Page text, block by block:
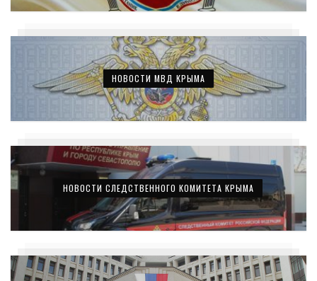
НОВОСТИ МВД КРЫМА
НОВОСТИ СЛЕДСТВЕННОГО КОМИТЕТА КРЫМА